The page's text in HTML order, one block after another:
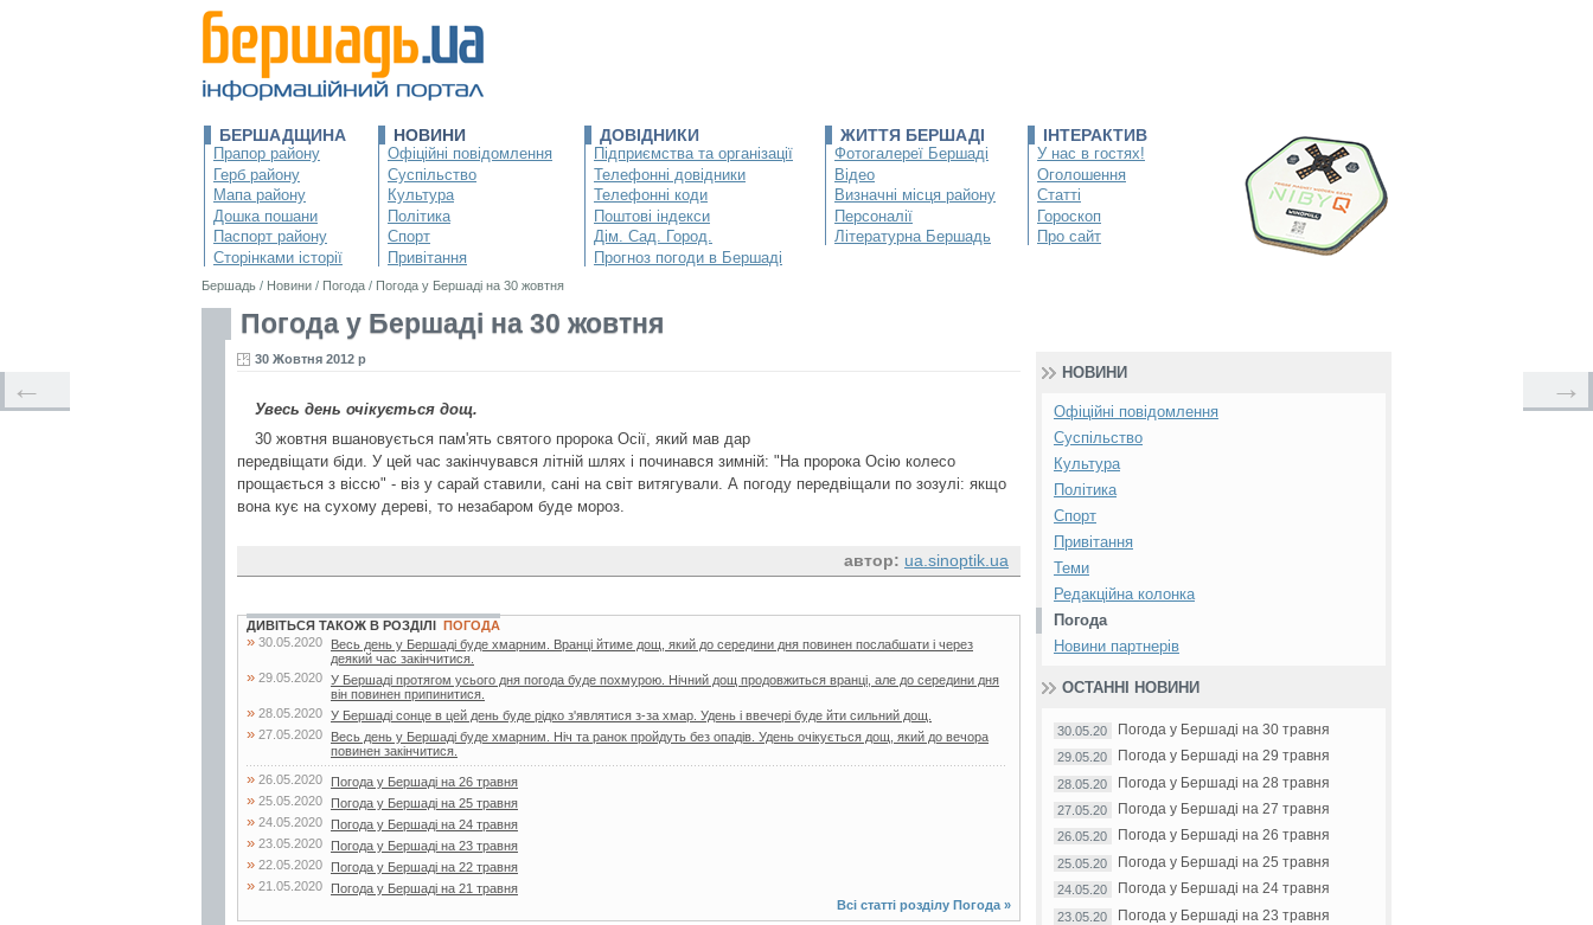
БЕРШАДЩИНА
Прапор району
Герб району
Мапа району
Дошка пошани
Паспорт району
Сторінками історії
НОВИНИ
Офіційні повідомлення
Суспільство
Культура
Політика
Спорт
Привітання
ДОВІДНИКИ
Підприємства та організації
Телефонні довідники
Телефонні коди
Поштові індекси
Дім. Сад. Город.
Прогноз погоди в Бершаді
ЖИТТЯ БЕРШАДІ
Фотогалереї Бершаді
Відео
Визначні місця району
Персоналії
Літературна Бершадь
ІНТЕРАКТИВ
У нас в гостях!
Оголошення
Статті
Гороскоп
Про сайт
Бершадь / Новини / Погода / Погода у Бершаді на 30 жовтня
Погода у Бершаді на 30 жовтня
30 Жовтня 2012 р
Увесь день очікується дощ.
30 жовтня вшановується пам'ять святого пророка Осії, який мав дар
передвіщати біди. У цей час закінчувався літній шлях і починався зимній: "На пророка Осію колесо
прощається з віссю" - віз у сарай ставили, сані на світ витягували. А погоду передвіщали по зозулі: якщо
вона кує на сухому дереві, то незабаром буде мороз.
автор: ua.sinoptik.ua
← →
ДИВІТЬСЯ ТАКОЖ В РОЗДІЛІ ПОГОДА
» 30.05.2020
Весь день у Бершаді буде хмарним. Вранці йтиме дощ, який до середини дня повинен послабшати і через
деякий час закінчитися.
» 29.05.2020 У Бершаді протягом усього дня погода буде похмурою. Нічний дощ продовжиться вранці, але до середини дня
він повинен припинитися.
» 28.05.2020 У Бершаді сонце в цей день буде рідко з'являтися з-за хмар. Удень і ввечері буде йти сильний дощ.
» 27.05.2020
Весь день у Бершаді буде хмарним. Ніч та ранок пройдуть без опадів. Удень очікується дощ, який до вечора
повинен закінчитися.
» 26.05.2020 Погода у Бершаді на 26 травня
» 25.05.2020 Погода у Бершаді на 25 травня
» 24.05.2020 Погода у Бершаді на 24 травня
» 23.05.2020 Погода у Бершаді на 23 травня
» 22.05.2020 Погода у Бершаді на 22 травня
» 21.05.2020
Погода у Бершаді на 21 травня
Всі статті розділу Погода »
НОВИНИ
Офіційні повідомлення
Суспільство
Культура
Політика
Спорт
Привітання
Теми
Редакційна колонка
Погода
Новини партнерів
ОСТАННІ НОВИНИ
30.05.20 Погода у Бершаді на 30 травня
29.05.20 Погода у Бершаді на 29 травня
28.05.20 Погода у Бершаді на 28 травня
27.05.20 Погода у Бершаді на 27 травня
26.05.20 Погода у Бершаді на 26 травня
25.05.20 Погода у Бершаді на 25 травня
24.05.20 Погода у Бершаді на 24 травня
23.05.20 Погода у Бершаді на 23 травня